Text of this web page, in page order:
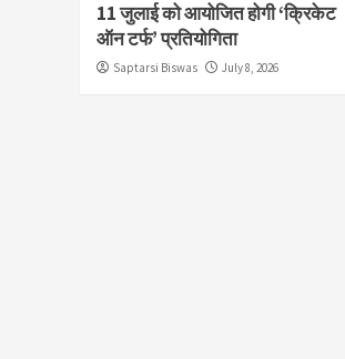
11 जुलाई को आयोजित होगी ‘क्रिकेट
ऑन टर्फ’ प्रतियोगिता
Saptarsi Biswas July 8, 2026